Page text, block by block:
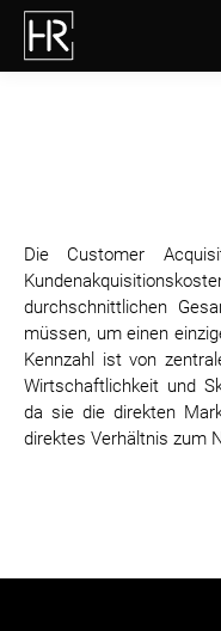
Die Customer
durchschnittlichen
müssen, um einen
Kennzahl ist von
Wirtschaftlichkeit und
da sie die direkten
direktes Verhältnis zum